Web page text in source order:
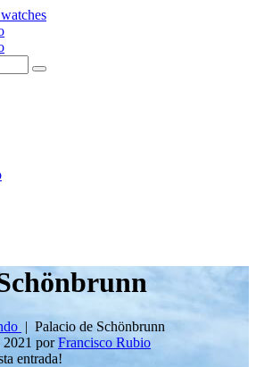
| Palacio de Schönbrunn
porFrancisco Rubio
entrada!